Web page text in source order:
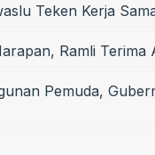
Teken Kerja
Ramli
Pemuda,